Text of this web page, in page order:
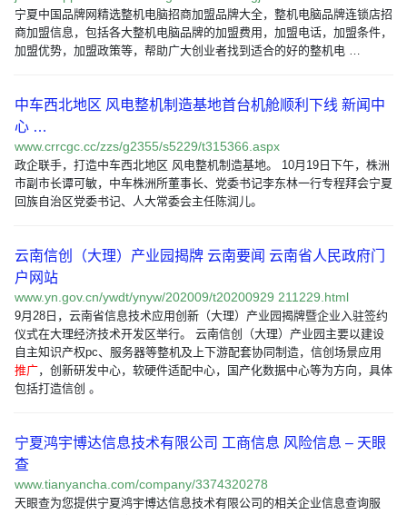
宁夏中国品牌网精选整机电脑招商加盟品牌大全，整机电脑品牌连锁店招
商加盟信息，包括各大整机电脑品牌的加盟费用，加盟电话，加盟条件，
加盟优势，加盟政策等，帮助广大创业者找到适合的好的整机电 …
中车西北地区 风电整机制造基地首台机舱顺利下线 新闻中
心 …
www.crrcgc.cc/zzs/g2355/s5229/t315366.aspx
政企联手，打造中车西北地区 风电整机制造基地。 10月19日下午，株洲
市副市长谭可敏，中车株洲所董事长、党委书记李东林一行专程拜会宁夏
回族自治区党委书记、人大常委会主任陈润儿。
云南信创（大理）产业园揭牌 云南要闻 云南省人民政府门
户网站
www.yn.gov.cn/ywdt/ynyw/202009/t20200929 211229.html
9月28日，云南省信息技术应用创新（大理）产业园揭牌暨企业入驻签约
仪式在大理经济技术开发区举行。 云南信创（大理）产业园主要以建设
自主知识产权pc、服务器等整机及上下游配套协同制造，信创场景应用
推广，创新研发中心，软硬件适配中心，国产化数据中心等为方向，具体
包括打造信创 。
宁夏鸿宇博达信息技术有限公司 工商信息 风险信息 – 天眼
查
www.tianyancha.com/company/3374320278
天眼查为您提供宁夏鸿宇博达信息技术有限公司的相关企业信息查询服